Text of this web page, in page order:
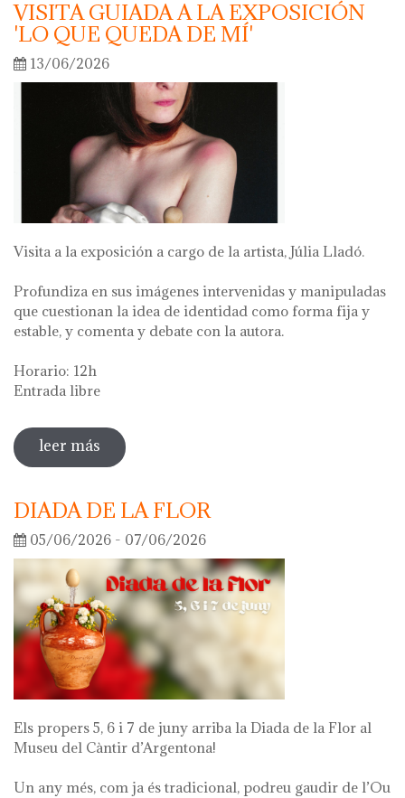
VISITA GUIADA A LA EXPOSICIÓN
'LO QUE QUEDA DE MÍ'
13/06/2026
Visita a la exposición a cargo de la artista, Júlia Lladó.
Profundiza en sus imágenes intervenidas y manipuladas
que cuestionan la idea de identidad como forma fija y
estable, y comenta y debate con la autora.
Horario: 12h
Entrada libre
leer más sobre visita guiada a la exposición 'lo
que queda de mí'
DIADA DE LA FLOR
05/06/2026 - 07/06/2026
Els propers 5, 6 i 7 de juny arriba la Diada de la Flor al
Museu del Càntir d’Argentona!
Un any més, com ja és tradicional, podreu gaudir de l’Ou